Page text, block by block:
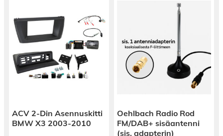
ACV 2-Din Asennuskitti
BMW X3 2003-2010
Oehlbach Radio Rod
FM/DAB+ sisäantenni
(sis. adapterin)